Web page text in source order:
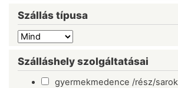
Szállás típusa
Szálláshely szolgáltatásai
gyermekmedence /rész/sarok